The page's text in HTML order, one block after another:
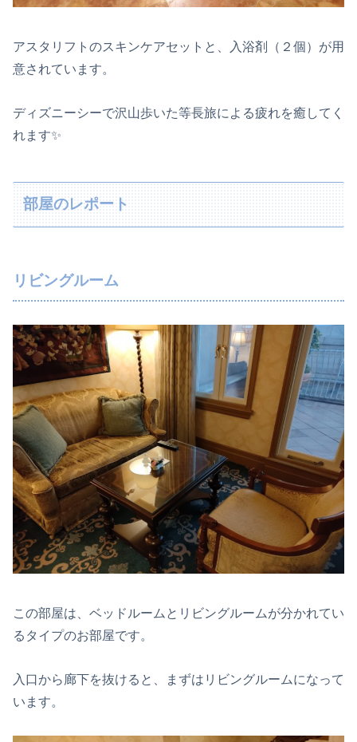
アスタリフトのスキンケアセットと、入浴剤（２個）が用
意されています。
ディズニーシーで沢山歩いた等長旅による疲れを癒してく
れます✨
部屋のレポート
リビングルーム
この部屋は、ベッドルームとリビングルームが分かれてい
るタイプのお部屋です。
入口から廊下を抜けると、まずはリビングルームになって
います。